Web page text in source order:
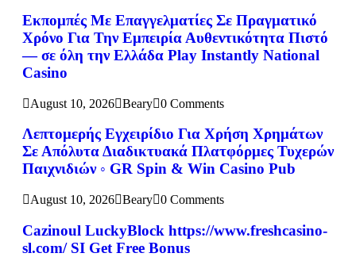
Εκπομπές Με Επαγγελματίες Σε Πραγματικό
Χρόνο Για Την Εμπειρία Αυθεντικότητα Πιστό
— σε όλη την Ελλάδα Play Instantly National
Casino
August 10, 2026 Beary 0 Comments
Λεπτομερής Εγχειρίδιο Για Χρήση Χρημάτων
Σε Απόλυτα Διαδικτυακά Πλατφόρμες Τυχερών
Παιχνιδιών ◦ GR Spin & Win Casino Pub
August 10, 2026 Beary 0 Comments
Cazinoul LuckyBlock https://www.freshcasino-
sl.com/ SI Get Free Bonus